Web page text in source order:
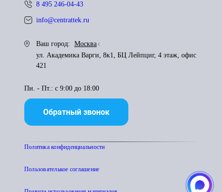
8 495 246-04-43
info@centrattek.ru
Ваш город:
Москва
ул. Академика Варги, 8к1, БЦ Лейпциг, 4 этаж, офис
421
Пн. - Пт.: с 9:00 до 18:00
Обратный звонок
Политика конфиденциальности
Пользователькое соглашение